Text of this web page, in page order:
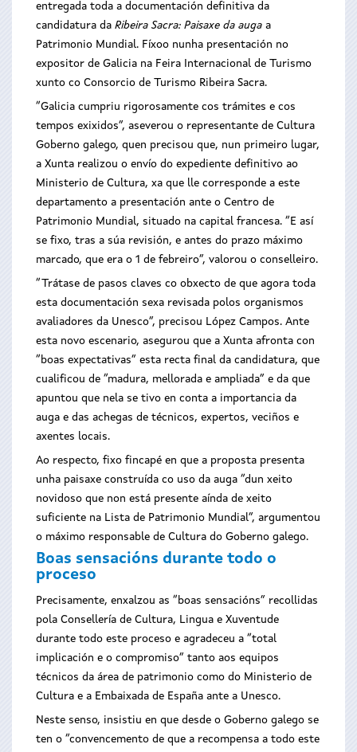
entregada toda a documentación definitiva da
candidatura da Ribeira Sacra: Paisaxe da auga a
Patrimonio Mundial. Fíxoo nunha presentación no
expositor de Galicia na Feira Internacional de Turismo
xunto co Consorcio de Turismo Ribeira Sacra.
“Galicia cumpriu rigorosamente cos trámites e cos
tempos exixidos”, aseverou o representante de Cultura
Goberno galego, quen precisou que, nun primeiro lugar,
a Xunta realizou o envío do expediente definitivo ao
Ministerio de Cultura, xa que lle corresponde a este
departamento a presentación ante o Centro de
Patrimonio Mundial, situado na capital francesa. “E así
se fixo, tras a súa revisión, e antes do prazo máximo
marcado, que era o 1 de febreiro”, valorou o conselleiro.
“Trátase de pasos claves co obxecto de que agora toda
esta documentación sexa revisada polos organismos
avaliadores da Unesco”, precisou López Campos. Ante
esta novo escenario, asegurou que a Xunta afronta con
“boas expectativas” esta recta final da candidatura, que
cualificou de “madura, mellorada e ampliada” e da que
apuntou que nela se tivo en conta a importancia da
auga e das achegas de técnicos, expertos, veciños e
axentes locais.
Ao respecto, fixo fincapé en que a proposta presenta
unha paisaxe construída co uso da auga “dun xeito
novidoso que non está presente aínda de xeito
suficiente na Lista de Patrimonio Mundial”, argumentou
o máximo responsable de Cultura do Goberno galego.
Boas sensacións durante todo o
proceso
Precisamente, enxalzou as “boas sensacións” recollidas
pola Consellería de Cultura, Lingua e Xuventude
durante todo este proceso e agradeceu a “total
implicación e o compromiso” tanto aos equipos
técnicos da área de patrimonio como do Ministerio de
Cultura e a Embaixada de España ante a Unesco.
Neste senso, insistiu en que desde o Goberno galego se
ten o “convencemento de que a recompensa a todo este